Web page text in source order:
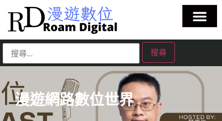
漫遊網路數位世界